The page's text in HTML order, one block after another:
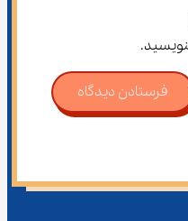
فرستادن دیدگاه